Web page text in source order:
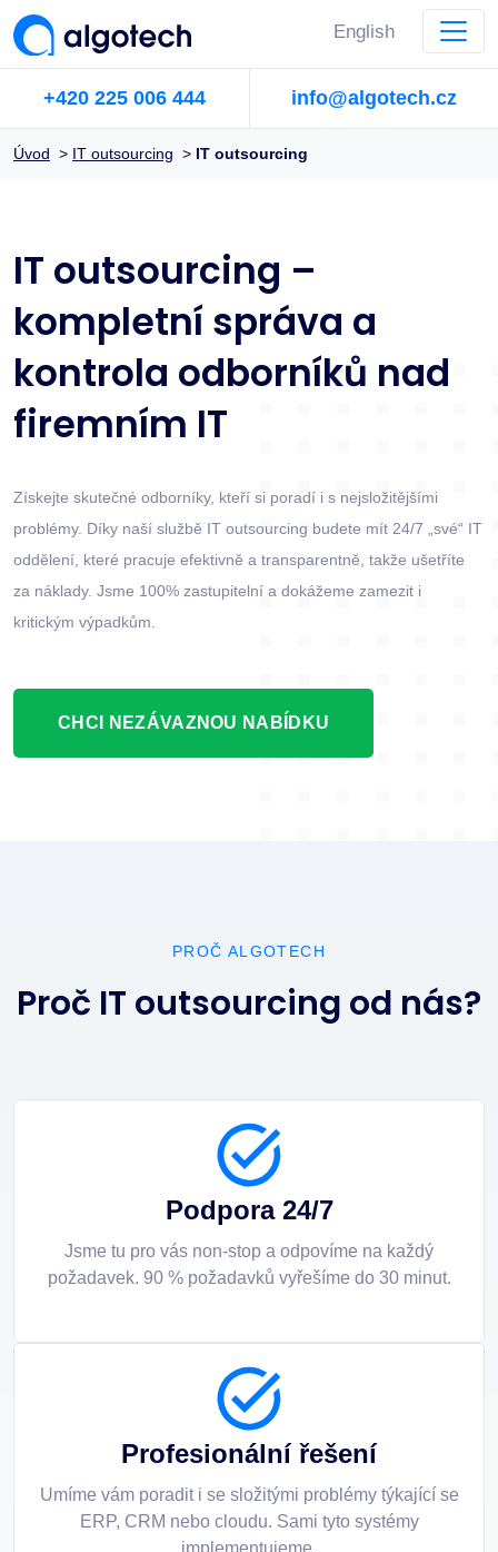
English
+420 225 006 444 info@algotech.cz
Úvod > IT outsourcing > IT outsourcing
IT outsourcing –
kompletní správa a
kontrola odborníků nad
firemním IT
Získejte skutečné odborníky, kteří si poradí i s nejsložitějšími
problémy. Díky naší službě IT outsourcing budete mít 24/7 „své“ IT
oddělení, které pracuje efektivně a transparentně, takže ušetříte
za náklady. Jsme 100% zastupitelní a dokážeme zamezit i
kritickým výpadkům.
CHCI NEZÁVAZNOU NABÍDKU
PROČ ALGOTECH
Proč IT outsourcing od nás?
Podpora 24/7
Jsme tu pro vás non-stop a odpovíme na každý
požadavek. 90 % požadavků vyřešíme do 30 minut.
Profesionální řešení
Umíme vám poradit i se složitými problémy týkající se
ERP, CRM nebo cloudu. Sami tyto systémy
implementujeme.